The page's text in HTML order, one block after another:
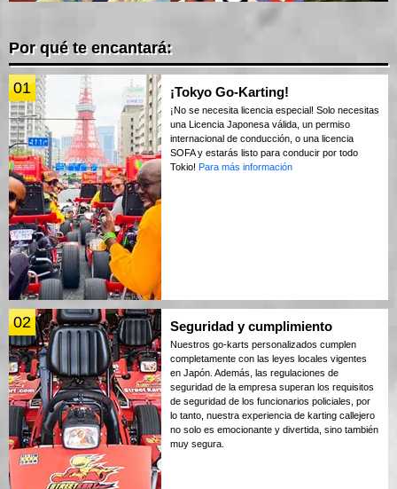
Por qué te encantará:
01 ¡Tokyo Go-Karting!
¡No se necesita licencia especial! Solo necesitas
una Licencia Japonesa válida, un permiso
internacional de conducción, o una licencia
SOFA y estarás listo para conducir por todo
Tokio! Para más información
02 Seguridad y cumplimiento
Nuestros go-karts personalizados cumplen
completamente con las leyes locales vigentes
en Japón. Además, las regulaciones de
seguridad de la empresa superan los requisitos
de seguridad de los funcionarios policiales, por
lo tanto, nuestra experiencia de karting callejero
no solo es emocionante y divertida, sino también
muy segura.